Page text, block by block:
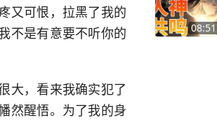
又可恨，拉黑了我的
不是有意要不听你的
大，看来我确实犯了
然醒悟。为了我的身
08:51